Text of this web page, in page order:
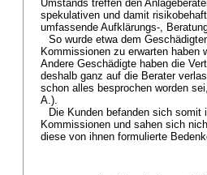
Umstands treffen den
spekulativen und damit
umfassende Aufklärungs-,
So wurde etwa dem
Kommissionen zu erwarten haben
Andere Geschädigte haben die
deshalb ganz auf die Berater
schon alles besprochen worden
A.).
Die Kunden befanden sich
Kommissionen und sahen sich
diese von ihnen formulierte